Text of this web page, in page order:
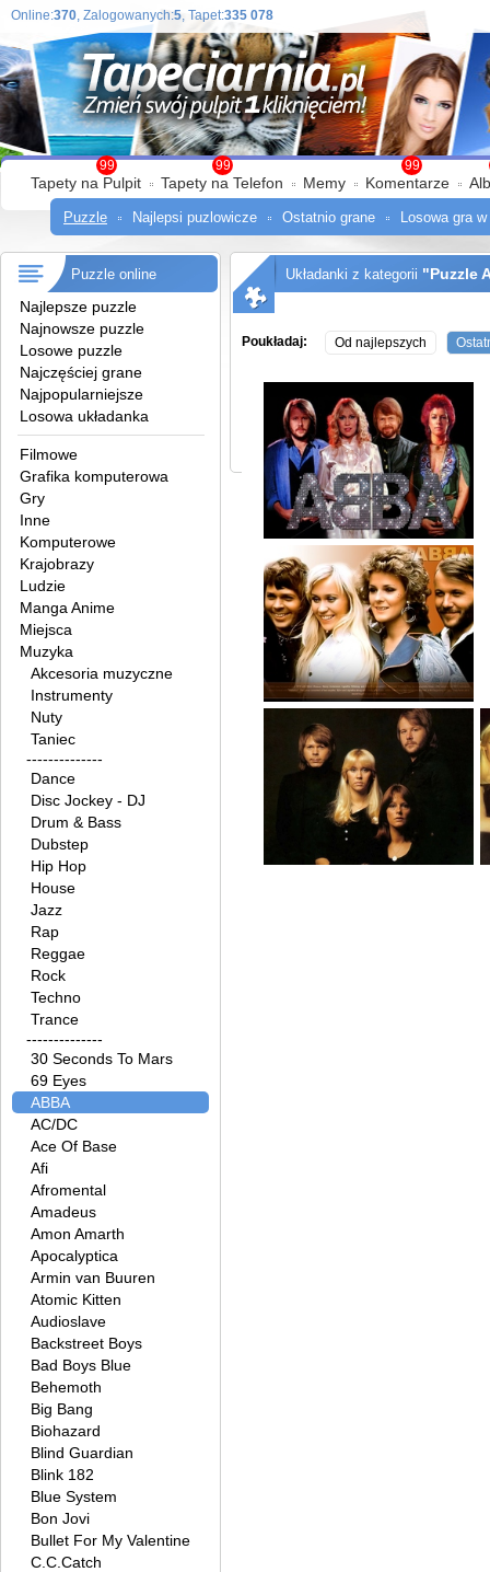
Online:370, Zalogowanych:5, Tapet:335 078
99 99 99
Tapety na Pulpit Tapety na Telefon Memy Komentarze
Puzzle Najlepsi puzlowicze Ostatnio grane Losowa gra
Puzzle online
Najlepsze puzzle
Najnowsze puzzle
Losowe puzzle
Najczęściej grane
Najpopularniejsze
Losowa układanka
Filmowe
Grafika komputerowa
Gry
Inne
Komputerowe
Krajobrazy
Ludzie
Manga Anime
Miejsca
Muzyka
Akcesoria muzyczne
Instrumenty
Nuty
Taniec
--------------
Dance
Disc Jockey - DJ
Drum & Bass
Dubstep
Hip Hop
House
Jazz
Rap
Reggae
Rock
Techno
Trance
--------------
30 Seconds To Mars
69 Eyes
ABBA
AC/DC
Ace Of Base
Afi
Afromental
Amadeus
Amon Amarth
Apocalyptica
Armin van Buuren
Atomic Kitten
Audioslave
Backstreet Boys
Bad Boys Blue
Behemoth
Big Bang
Biohazard
Blind Guardian
Blink 182
Blue System
Bon Jovi
Bullet For My Valentine
C.C.Catch
Układanki z kategorii "Puzzle
Poukładaj: Od najlepszych